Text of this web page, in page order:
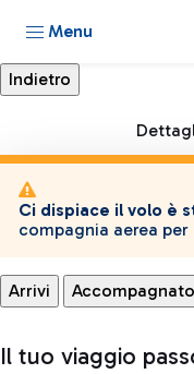
Menu
Ci dispiace il volo è
compagnia aerea
Arrivi
Il tuo viaggio